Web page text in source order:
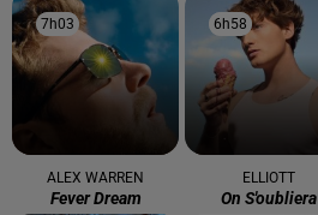
7h03
7h03
ALEX WARREN
Fever Dream
6h58
6h58
ELLIOTT
On S'oubliera